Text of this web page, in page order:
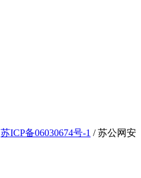
苏ICP备06030674号-1 / 苏公网安